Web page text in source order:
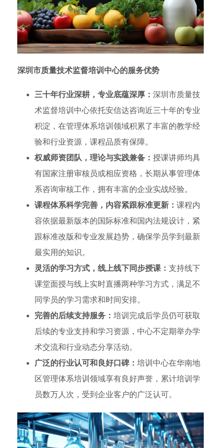
深圳市质量技术监督培训中心的服务优势
三十年行业深耕，专业底蕴深厚： 深圳市质量技
术监督培训中心依托安信达咨询近三十年的专业
积淀，在管理体系培训领域积累了丰富的教学经
验和行业资源，课程品质有保障。
权威师资团队，理论与实践兼备： 授课讲师均具
有国家注册审核员或相应资格，长期从事管理体
系咨询审核工作，拥有丰富的企业实战经验。
课程体系科学完善，内容紧跟标准更新： 课程内
容依据最新版本的国际标准和国内法规设计，紧
跟标准改版和专业发展趋势，确保学员学到最新
最实用的知识。
灵活的学习方式，线上线下同步授课： 支持线下
课堂面授与线上实时直播两种学习方式，满足不
同学员的学习需求和时间安排。
完善的后续支持服务： 培训完成后学员仍可获取
后续的专业支持和学习资源，中心不定期举办学
术交流和行业动态分享活动。
广泛的行业认可和良好口碑： 培训中心在华南地
区管理体系培训领域享有良好声誉，累计培训学
员数万人次，受到企业客户的广泛认可。